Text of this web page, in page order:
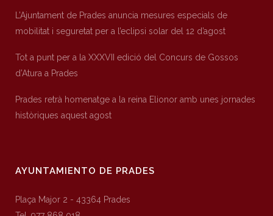
L’Ajuntament de Prades anuncia mesures especials de
mobilitat i seguretat per a l’eclipsi solar del 12 d’agost
Tot a punt per a la XXXVII edició del Concurs de Gossos
d’Atura a Prades
Prades retrà homenatge a la reina Elionor amb unes jornades
històriques aquest agost
AYUNTAMIENTO DE PRADES
Plaça Major 2 - 43364 Prades